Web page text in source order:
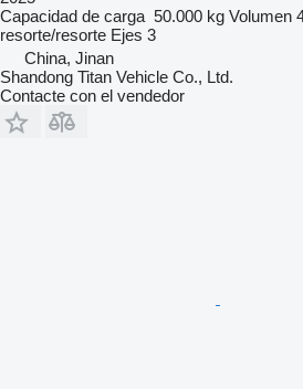
Capacidad de carga 50.000 kg Volumen
resorte/resorte Ejes 3
China, Jinan
Shandong Titan Vehicle Co., Ltd.
Contacte con el vendedor